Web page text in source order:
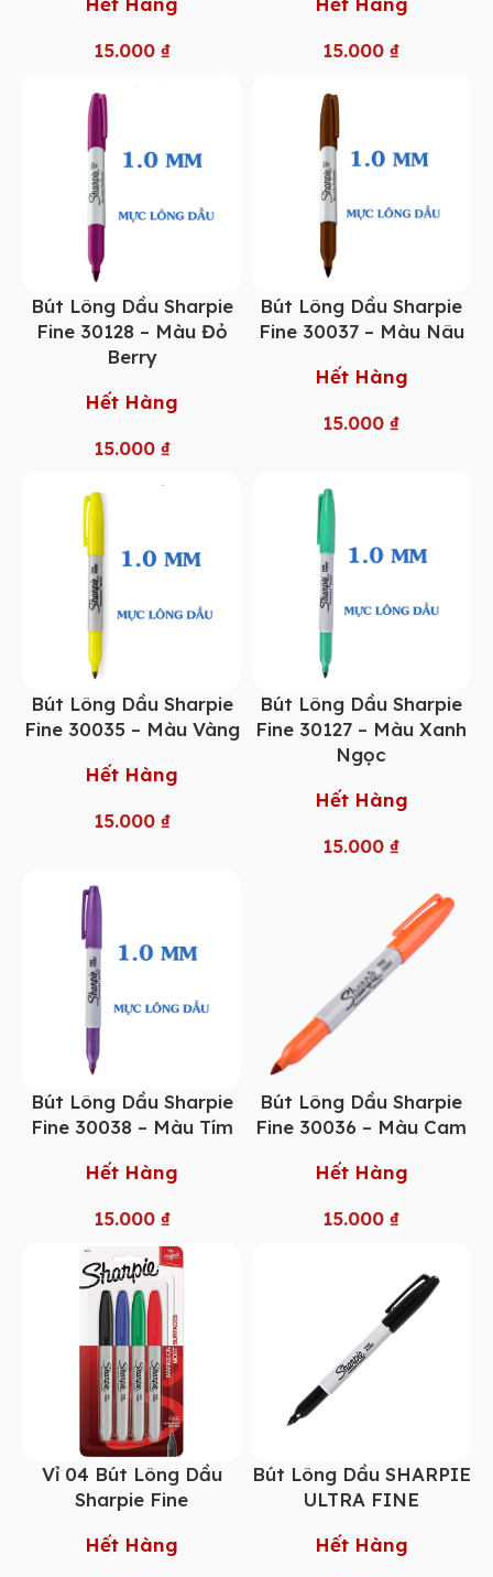
15.000 ₫
15.000₫
Bút Lông Dầu Sharpie
Fine 30128 – Màu Đỏ
Berry
Hết Hàng
15.000 ₫
Bút Lông Dầu Sharpie
Fine 30037 – Màu Nâu
Hết Hàng
15.000₫
Bút Lông Dầu Sharpie
Fine 30035 – Màu Vàng
Hết Hàng
15.000 ₫
Bút Lông Dầu Sharpie
Fine 30127 – Màu Xanh
Ngọc
Hết Hàng
15.000₫
Bút Lông Dầu Sharpie
Fine 30038 – Màu Tím
Hết Hàng
15.000 ₫
Bút Lông Dầu Sharpie
Fine 30036 – Màu Cam
Hết Hàng
15.000₫
Vỉ 04 Bút Lông Dầu
Sharpie Fine
Hết Hàng
Bút Lông Dầu SHARPIE
ULTRA FINE
Hết Hàng